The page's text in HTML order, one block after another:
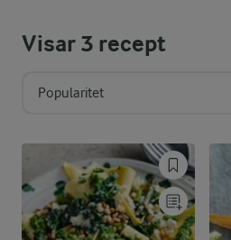
Visar3 recept
Popularitet